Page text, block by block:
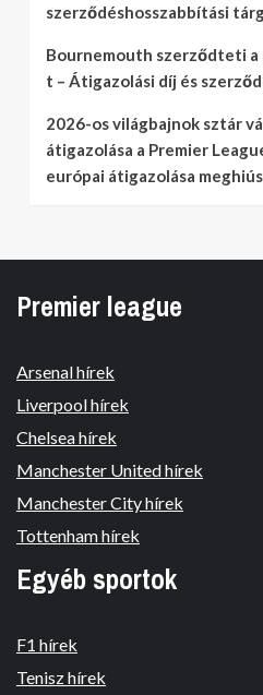
szerződéshosszabbítási
Bournemouth szerződteti
t – Átigazolási díj és
2026-os világbajnok sztár
átigazolása a Premier
európai átigazolása
Premier league
Arsenal hírek
Liverpool hírek
Chelsea hírek
Manchester United hírek
Manchester City hírek
Tottenham hírek
Egyéb sportok
F1 hírek
Tenisz hírek